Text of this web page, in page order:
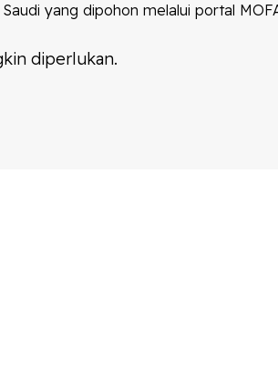
yang dipohon melalui portal
diperlukan.